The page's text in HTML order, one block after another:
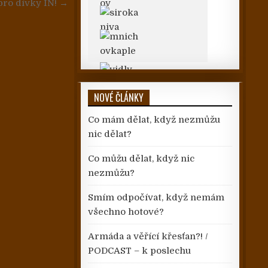
dívky IN! →
NOVÉ ČLÁNKY
Co mám dělat, když nezmůžu
nic dělat?
Co můžu dělat, když nic
nezmůžu?
Smím odpočívat, když nemám
všechno hotové?
Armáda a věřící křesťan?! /
PODCAST – k poslechu